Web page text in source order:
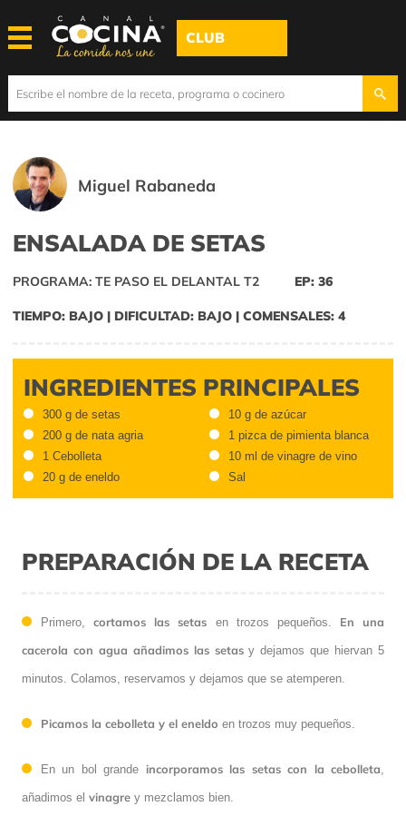
CLUB
Miguel Rabaneda
ENSALADA DE SETAS
PROGRAMA: TE PASO EL DELANTAL T2 EP: 36
TIEMPO: BAJO | DIFICULTAD: BAJO | COMENSALES: 4
INGREDIENTES PRINCIPALES
300 g de setas
200 g de nata agria
1 Cebolleta
20 g de eneldo
10 g de azúcar
1 pizca de pimienta blanca
10 ml de vinagre de vino
Sal
PREPARACIÓN DE LA RECETA
Primero, cortamos las setas en trozos pequeños. En una
cacerola con agua añadimos las setasy dejamos que hiervan 5
minutos. Colamos, reservamos y dejamos que se atemperen.
Picamos la cebolleta y el eneldo en trozos muy pequeños.
En un bol grande incorporamos las setas con la cebolleta
añadimos el vinagre y mezclamos bien.